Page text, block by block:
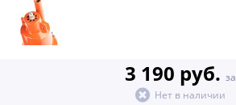
3 190 руб. за
Нет в наличии